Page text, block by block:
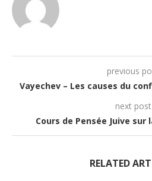
previous
Vayechev – Les causes du
next post
Cours de Pensée Juive sur
RELATED